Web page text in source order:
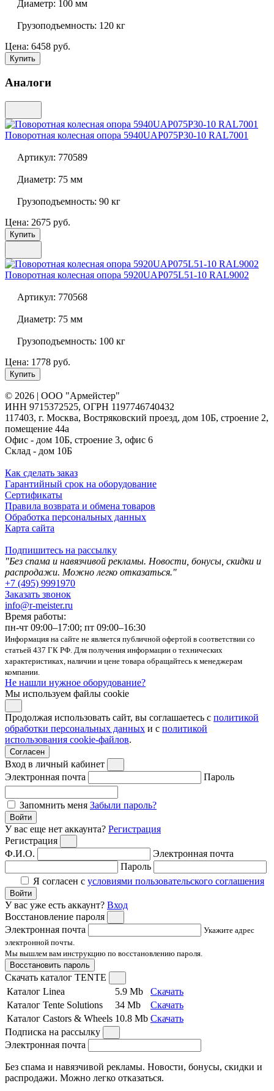
Диаметр: 100 мм
Грузоподъемность: 120 кг
Цена: 6458 руб.
Купить
Аналоги
Поворотная колесная опора 5940UAP075P30-10 RAL7001
Артикул: 770589
Диаметр: 75 мм
Грузоподъемность: 90 кг
Цена: 2675 руб.
Купить
Поворотная колесная опора 5920UAP075L51-10 RAL9002
Артикул: 770568
Диаметр: 75 мм
Грузоподъемность: 100 кг
Цена: 1778 руб.
Купить
© 2026 | ООО "Армейстер"
ИНН 9715372525, ОГРН 1197746740432
117403, г. Москва, Востряковский проезд, дом 10Б, строение 2,
помещение 44а
Офис - дом 10Б, строение 3, офис 6
Склад - дом 10Б
Как сделать заказ
Гарантийный срок на оборудование
Сертификаты
Правила возврата и обмена товаров
Обработка персональных данных
Карта сайта
Подпишитесь на рассылку
"Без спама и навязчивой рекламы. Новости, бонусы, скидки и
распродажи. Можно легко отказаться."
+7 (495) 9991970
Заказать звонок
info@r-meister.ru
Время работы:
пн-чт 09:00–17:00; пт 09:00–16:30
Информация на сайте не является публичной офертой в соответствии со
статьей 437 ГК РФ. Для получения информации о технических
характеристиках, наличии и цене товара обращайтесь к менеджерам
компании.
Не нашли нужное оборудование?
Мы используем файлы cookie
Продолжая использовать сайт, вы соглашаетесь с политикой
обработки персональных данных и с политикой
использования cookie-файлов.
Согласен
Вход в личный кабинет
Электронная почта
Пароль
Запомнить меня Забыли пароль?
Войти
У вас еще нет аккаунта? Регистрация
Регистрация
Ф.И.О.
Электронная почта
Пароль
Я согласен с условиями пользовательского соглашения
Войти
У вас уже есть аккаунт? Вход
Восстановление пароля
Электронная почта
Укажите адрес
электронной почты.
Мы вышлем вам инструкцию по восстановлению пароля.
Восстановить пароль
Скачать каталог TENTE
Каталог Linea
5.9 Mb
Скачать
Каталог Tente Solutions
34 Mb
Скачать
Каталог Castors & Wheels 10.8 Mb Скачать
Подписка на рассылку
Электронная почта
Без спама и навязчивой рекламы. Новости, бонусы, скидки и
распродажи. Можно легко отказаться.